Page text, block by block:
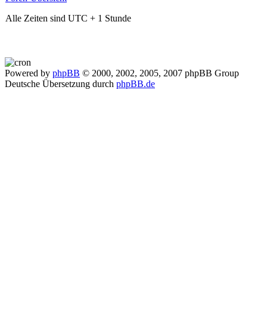
Alle Zeiten sind UTC + 1 Stunde
Powered by phpBB © 2000, 2002, 2005, 2007 phpBB Group
Deutsche Übersetzung durch phpBB.de